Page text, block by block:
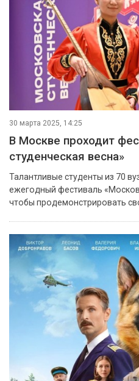
30 марта 2025, 14:25
В Москве проходит
студенческая весна»
Талантливые студенты из 70
ежегодный фестиваль
чтобы продемонстрировать